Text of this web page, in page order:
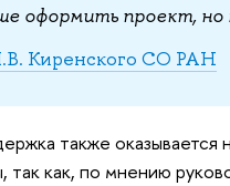
оформить проект, но
Киренского СО РАН
также оказывается
так как, по мнению